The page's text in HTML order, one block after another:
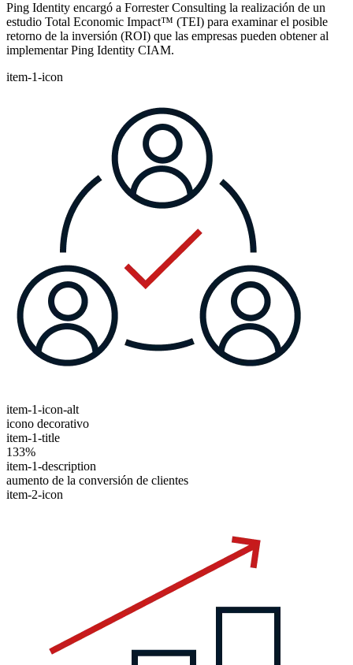
Ping Identity encargó a Forrester Consulting la realización de un
estudio Total Economic Impact™ (TEI) para examinar el posible
retorno de la inversión (ROI) que las empresas pueden obtener al
implementar Ping Identity CIAM.
item-1-icon
item-1-icon-alt
icono decorativo
item-1-title
133%
item-1-description
aumento de la conversión de clientes
item-2-icon